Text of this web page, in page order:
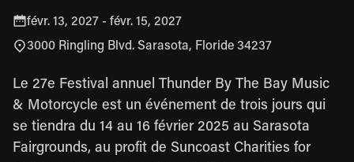
févr. 13, 2027 - févr. 15, 2027
3000 Ringling Blvd. Sarasota, Floride 34237
Le 27e Festival annuel Thunder By The Bay Music
& Motorcycle est un événement de trois jours qui
se tiendra du 14 au 16 février 2025 au Sarasota
Fairgrounds, au profit de Suncoast Charities for